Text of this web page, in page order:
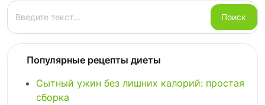
Поиск
Поиск
Популярные рецепты диеты
Сытный ужин без лишних калорий: простая
сборка